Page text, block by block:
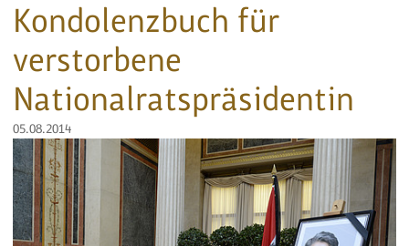
Kondolenzbuch für
verstorbene
Nationalratspräsidentin
05.08.2014